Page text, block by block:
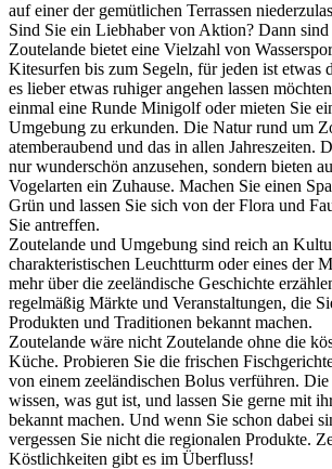
auf einer der gemütlichen Terrassen
Sind Sie ein Liebhaber von Aktion? Dann
Zoutelande bietet eine Vielzahl von
Kitesurfen bis zum Segeln, für jeden ist etwas
es lieber etwas ruhiger angehen lassen
einmal eine Runde Minigolf oder mieten Sie
Umgebung zu erkunden. Die Natur rund um
atemberaubend und das in allen Jahreszeiten.
nur wunderschön anzusehen, sondern bieten
Vogelarten ein Zuhause. Machen Sie einen
Grün und lassen Sie sich von der Flora und
Sie antreffen.
Zoutelande und Umgebung sind reich an
charakteristischen Leuchtturm oder eines der
mehr über die zeeländische Geschichte
regelmäßig Märkte und Veranstaltungen, die
Produkten und Traditionen bekannt machen.
Zoutelande wäre nicht Zoutelande ohne die
Küche. Probieren Sie die frischen
von einem zeeländischen Bolus verführen.
wissen, was gut ist, und lassen Sie gerne mit
bekannt machen. Und wenn Sie schon dabei
vergessen Sie nicht die regionalen Produkte.
Köstlichkeiten gibt es im Überfluss!